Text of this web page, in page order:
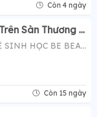
Còn 4 ngày
Tuyển Quản Lý Tiếp Thị Bán Hàng Trên Sàn Thương Mại Điện Tử ( Tiktok Shop)- Mức Lương Hấp Dẫn 12-20 Triệu
CÔNG TY TNHH CÔNG NGHỆ SINH HỌC BE BEAUTY
Còn 15 ngày